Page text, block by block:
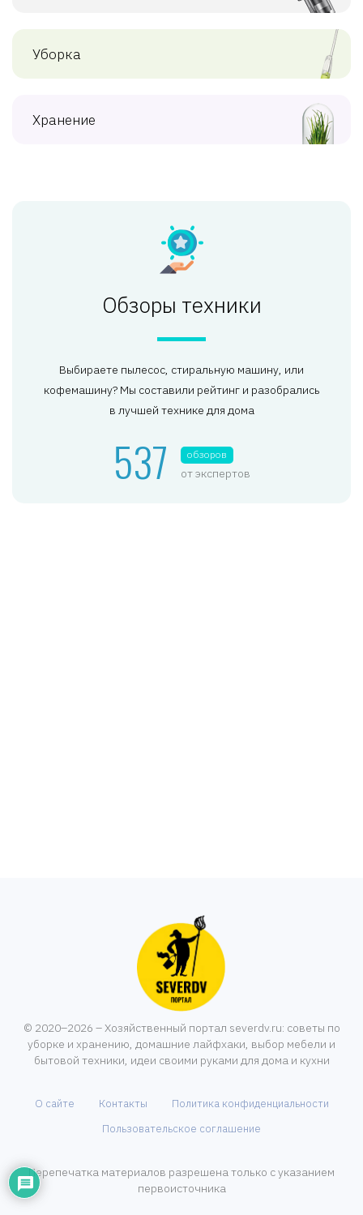
Уборка
Хранение
Обзоры техники
Выбираете пылесос, стиральную машину, или
кофемашину? Мы составили рейтинг и разобрались
в лучшей технике для дома
537 обзоров
от экспертов
© 2020–2026 – Хозяйственный портал severdv.ru: советы по
уборке и хранению, домашние лайфхаки, выбор мебели и
бытовой техники, идеи своими руками для дома и кухни
О сайте Контакты
Политика конфиденциальности
Пользовательское соглашение
Перепечатка материалов разрешена только с указанием
первоисточника